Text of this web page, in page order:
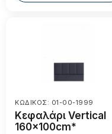
ΚΩΔΙΚΟΣ: 01-00-1999
Κεφαλάρι Vertical
160x100cm*